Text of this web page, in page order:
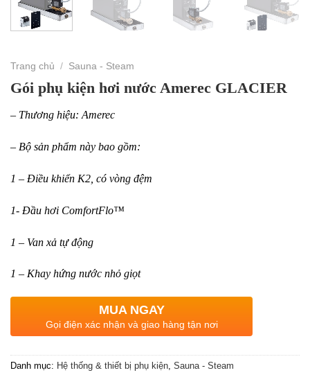
Trang chủ / Sauna - Steam
Gói phụ kiện hơi nước Amerec GLACIER
– Thương hiệu: Amerec
– Bộ sản phẩm này bao gồm:
1 – Điều khiển K2, có vòng đệm
1- Đầu hơi ComfortFlo™
1 – Van xả tự động
1 – Khay hứng nước nhỏ giọt
MUA NGAY
Gọi điện xác nhận và giao hàng tận nơi
Danh mục: Hệ thống & thiết bị phụ kiện, Sauna - Steam